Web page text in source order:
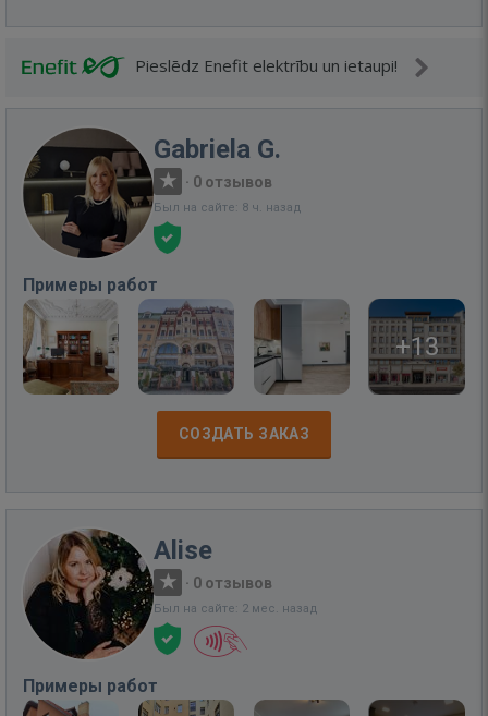
Pieslēdz Enefit elektrību un ietaupi!
Gabriela G.
· 0 отзывов
Был на сайте: 8 ч. назад
Примеры работ
+13
СОЗДАТЬ ЗАКАЗ
Alise
· 0 отзывов
Был на сайте: 2 мес. назад
Примеры работ